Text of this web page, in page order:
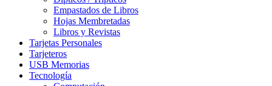
Empastados de Libros
Hojas Membretadas
Libros y Revistas
Tarjetas Personales
Tarjeteros
USB Memorias
Tecnología